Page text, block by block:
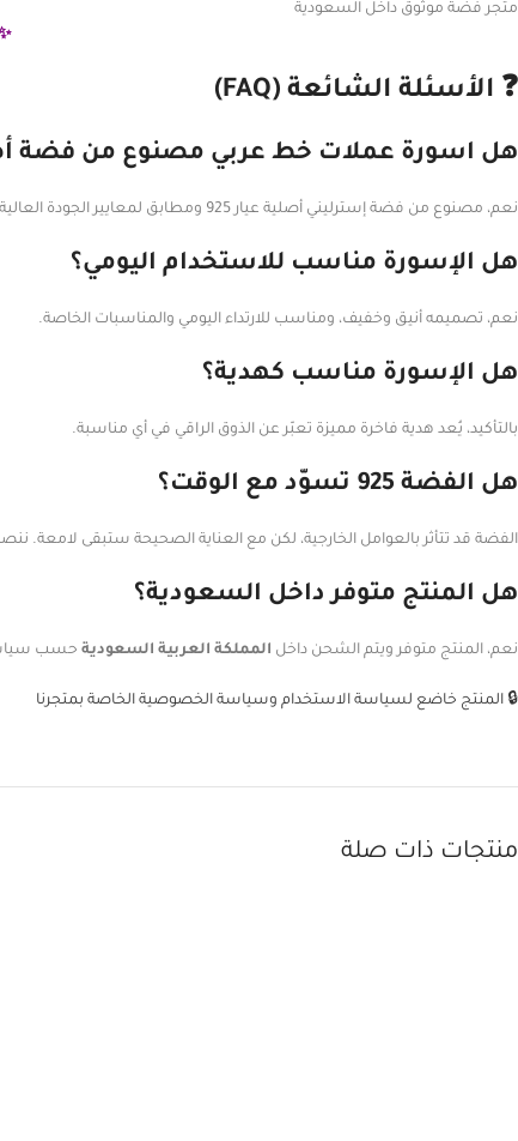
متجر فضة موثوق داخل السعودية
❓ الأسئلة الشائعة (FAQ)
هل اسورة عملات خط عربي مصنوع من فضة
نعم، مصنوع من فضة إسترليني أصلية عيار 925 ومطابق لمعايير الجودة العالية.
هل الإسورة مناسب للاستخدام اليومي؟
نعم، تصميمه أنيق وخفيف، ومناسب للارتداء اليومي والمناسبات الخاصة.
هل الإسورة مناسب كهدية؟
بالتأكيد، يُعد هدية فاخرة مميزة تعبّر عن الذوق الراقي في أي مناسبة.
هل الفضة 925 تسوّد مع الوقت؟
الفضة قد تتأثر بالعوامل الخارجية، لكن مع العناية الصحيحة ستبقى لامعة.
هل المنتج متوفر داخل السعودية؟
نعم، المنتج متوفر ويتم الشحن داخل المملكة العربية السعودية حسب
🔒 المنتج خاضع لسياسة الاستخدام وسياسة الخصوصية الخاصة بمتجرنا
منتجات ذات صلة